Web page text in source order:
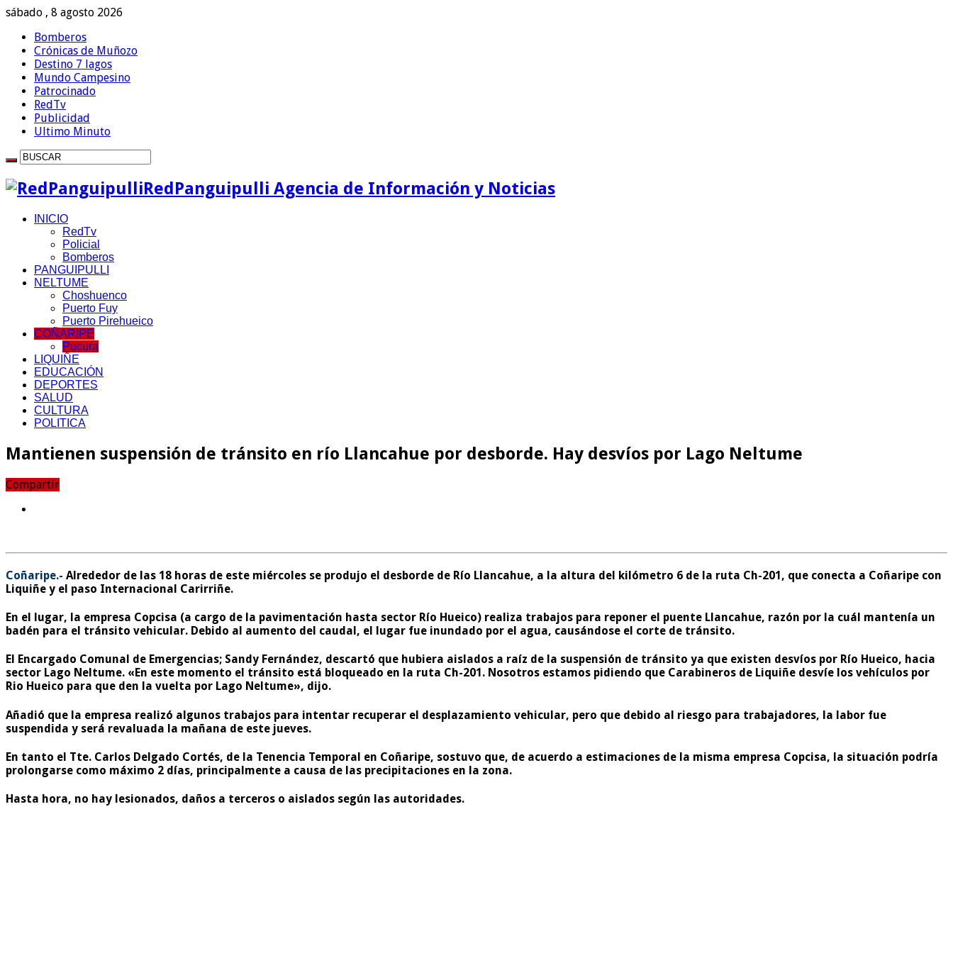
sábado , 8 agosto 2026
Bomberos
Crónicas de Muñozo
Destino 7 lagos
Mundo Campesino
Patrocinado
RedTv
Publicidad
Ultimo Minuto
RedPanguipulli Agencia de Información y Noticias
INICIO
RedTv
Policial
Bomberos
PANGUIPULLI
NELTUME
Choshuenco
Puerto Fuy
Puerto Pirehueico
COÑARIPE
Pucura
LIQUIÑE
EDUCACIÓN
DEPORTES
SALUD
CULTURA
POLITICA
Mantienen suspensión de tránsito en río Llancahue por desborde. Hay desvíos por Lago Neltume
Compartir
Coñaripe.- Alrededor de las 18 horas de este miércoles se produjo el desborde de Río Llancahue, a la altura del kilómetro 6 de la ruta Ch-201, que conecta a Coñaripe con
Liquiñe y el paso Internacional Carirriñe.
En el lugar, la empresa Copcisa (a cargo de la pavimentación hasta sector Río Hueico) realiza trabajos para reponer el puente Llancahue, razón por la cuál mantenía un
badén para el tránsito vehicular. Debido al aumento del caudal, el lugar fue inundado por el agua, causándose el corte de tránsito.
El Encargado Comunal de Emergencias; Sandy Fernández, descartó que hubiera aislados a raíz de la suspensión de tránsito ya que existen desvíos por Río Hueico, hacia
sector Lago Neltume. «En este momento el tránsito está bloqueado en la ruta Ch-201. Nosotros estamos pidiendo que Carabineros de Liquiñe desvíe los vehículos por
Rio Hueico para que den la vuelta por Lago Neltume», dijo.
Añadió que la empresa realizó algunos trabajos para intentar recuperar el desplazamiento vehicular, pero que debido al riesgo para trabajadores, la labor fue
suspendida y será revaluada la mañana de este jueves.
En tanto el Tte. Carlos Delgado Cortés, de la Tenencia Temporal en Coñaripe, sostuvo que, de acuerdo a estimaciones de la misma empresa Copcisa, la situación podría
prolongarse como máximo 2 días, principalmente a causa de las precipitaciones en la zona.
Hasta hora, no hay lesionados, daños a terceros o aislados según las autoridades.